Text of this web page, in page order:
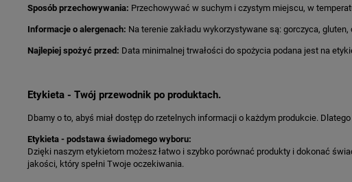
Sposób przechowywania: Przechowywać w suchym i czystym miejscu, w
Informacje o alergenach: Na terenie zakładu wykorzystywane są: gorczyca,
Najlepiej spożyć przed: Data minimalnej trwałości do spożycia podana jest na
Etykieta - Twój przewodnik po produktach.
Dbamy o to, abyś miał dostęp do rzetelnych informacji o każdym produkcie.
Etykieta - podstawa świadomego wyboru:
Dzięki naszym etykietom możesz łatwo i szybko porównać produkty i dokonać
jakości, który spełni Twoje oczekiwania.